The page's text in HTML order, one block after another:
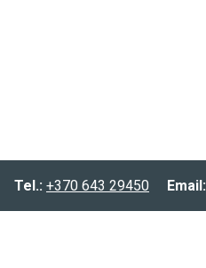
Informacija
Tel.: +370 643 29450 Email: